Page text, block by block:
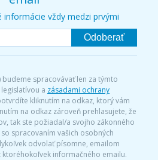
informácie vždy medzi prvými
Odoberať
spracovávať len za týmto
a zásadami ochrany
kliknutím na odkaz, ktorý vám
na odkaz zároveň prehlasujete, že
tak ste požiadal/a svojho zákonného
spracovaním vašich osobných
odvolať písomne, emailom
informačného emailu.